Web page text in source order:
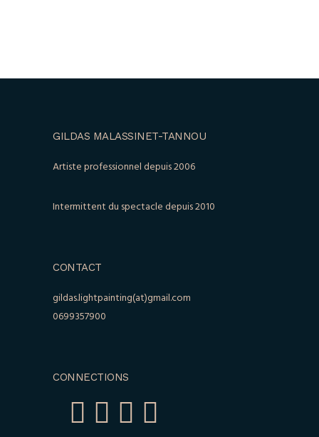
GILDAS MALASSINET-TANNOU
Artiste professionnel depuis 2006
Intermittent du spectacle depuis 2010
CONTACT
gildas.lightpainting(at)gmail.com
0699357900
CONNECTIONS